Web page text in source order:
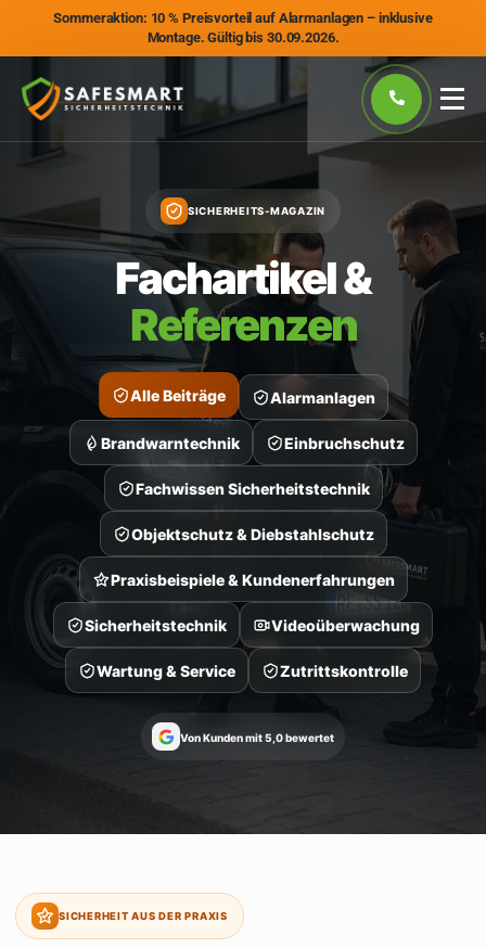
Sommeraktion: 10 % Preisvorteil auf Alarmanlagen – inklusive
Montage. Gültig bis 30.09.2026.
SICHERHEITS-MAGAZIN
Fachartikel &
Referenzen
Alle Beiträge Alarmanlagen
Brandwarntechnik Einbruchschutz
Fachwissen Sicherheitstechnik
Objektschutz & Diebstahlschutz
Praxisbeispiele & Kundenerfahrungen
Sicherheitstechnik Videoüberwachung
Wartung & Service Zutrittskontrolle
Von Kunden mit 5,0 bewertet
SICHERHEIT AUS DER PRAXIS